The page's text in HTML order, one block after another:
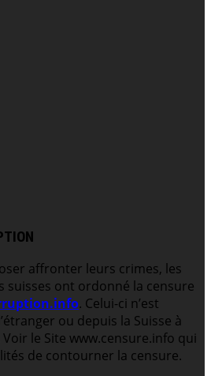
affronter leurs crimes, les
suisses ont ordonné la censure
. Celui-ci n’est
ou depuis la Suisse à
Voir le Site www.censure.info qui
de contourner la censure.